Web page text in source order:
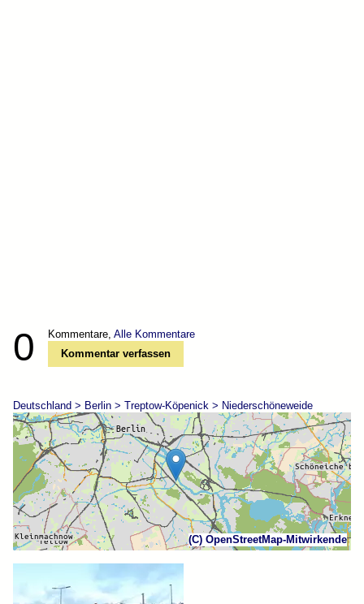
0 Kommentare, Alle Kommentare
Kommentar verfassen
Deutschland > Berlin > Treptow-Köpenick > Niederschöneweide
(C) OpenStreetMap-Mitwirkende